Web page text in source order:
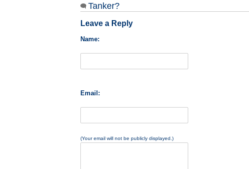
Tanker?
Leave a Reply
Name:
Email:
(Your email will not be publicly displayed.)